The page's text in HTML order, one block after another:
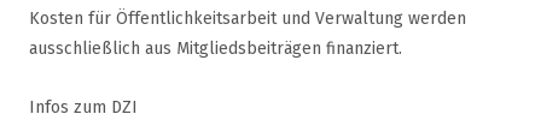
Kosten für Öffentlichkeitsarbeit und Verwaltung werden
ausschließlich aus Mitgliedsbeiträgen finanziert.
Infos zum DZI